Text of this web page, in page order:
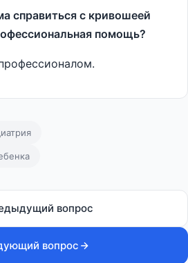
справиться с кривошеей
помощь?
вопрос
вопрос